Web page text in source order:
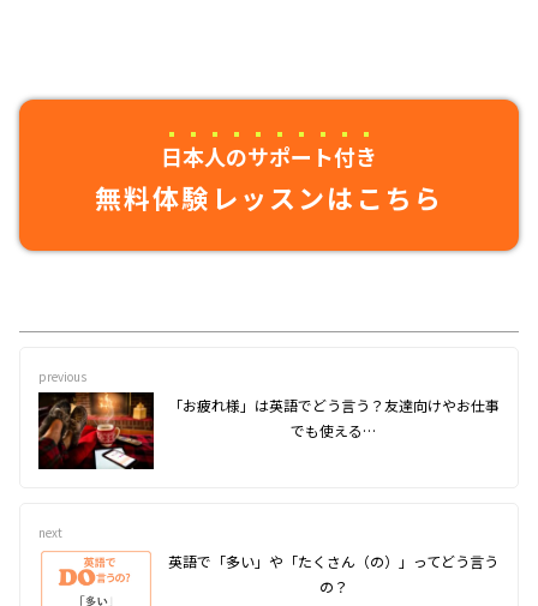
日本人のサポート付き
無料体験レッスンはこちら
previous
「お疲れ様」は英語でどう言う？友達向けやお仕事
でも使える…
next
英語で「多い」や「たくさん（の）」ってどう言う
の？